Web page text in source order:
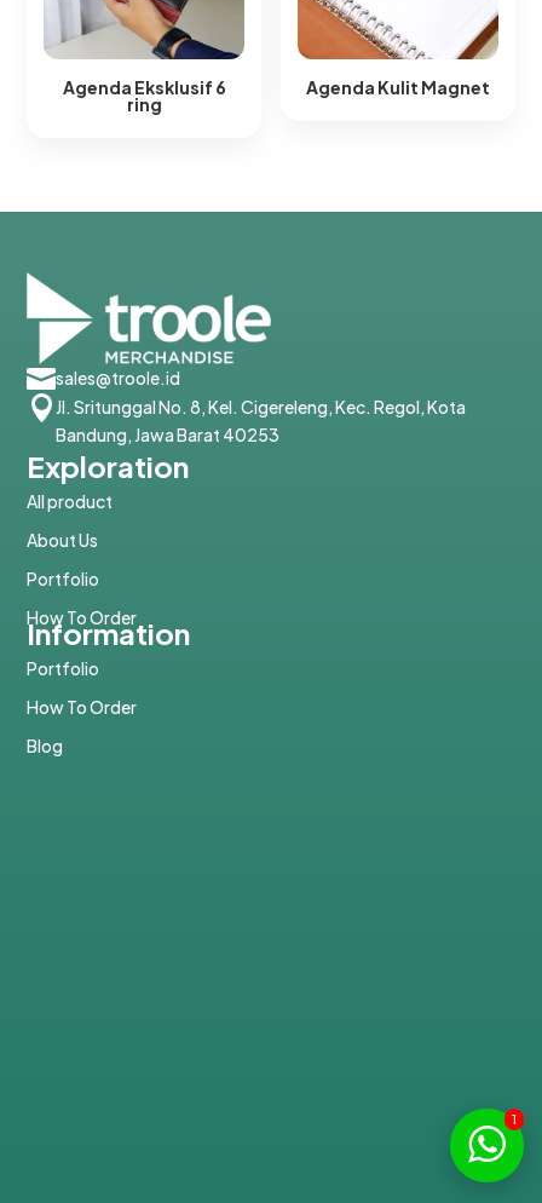
Agenda Eksklusif 6
ring​
Agenda Kulit Magnet​
sales@troole.id
Jl. Sritunggal No. 8, Kel. Cigereleng, Kec. Regol, Kota
Bandung, Jawa Barat 40253
Exploration
All product
About Us
Portfolio
How To Order
Information
Portfolio
How To Order
Blog
1